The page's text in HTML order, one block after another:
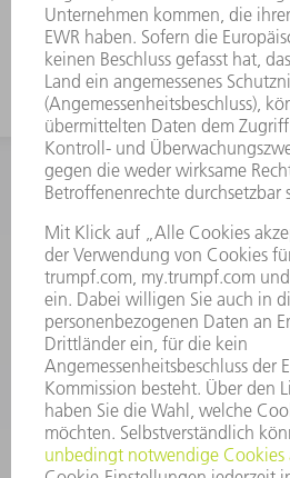
dickere Bleche
Häufig gestellte
Allgemeine
KONTAKT
After Sales
Mo - Do: 08:00 -
Fr: 08:00 -16:30